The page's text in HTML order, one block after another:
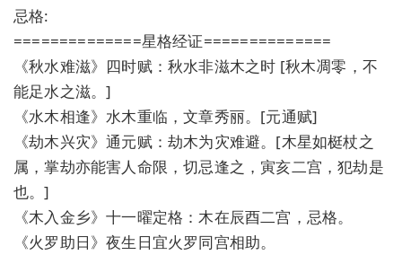
忌格:
==============星格经证==============
《秋水难滋》四时赋：秋水非滋木之时 [秋木凋零，不
能足水之滋。]
《水木相逢》水木重临，文章秀丽。[元通赋]
《劫木兴灾》通元赋：劫木为灾难避。[木星如梃杖之
属，掌劫亦能害人命限，切忌逢之，寅亥二宫，犯劫是
也。]
《木入金乡》十一曜定格：木在辰酉二宫，忌格。
《火罗助日》夜生日宜火罗同宫相助。